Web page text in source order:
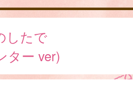
したで
ター ver)